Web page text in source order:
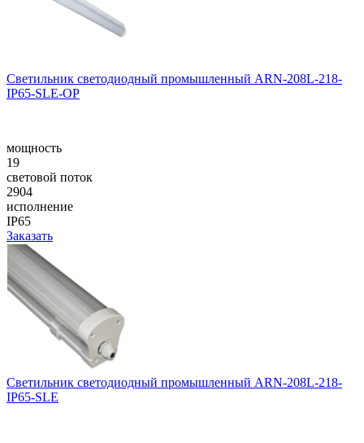
Светильник светодиодный промышленный ARN-208L-218-
IP65-SLE-OP
мощность
19
световой поток
2904
исполнение
IP65
Заказать
Светильник светодиодный промышленный ARN-208L-218-
IP65-SLE